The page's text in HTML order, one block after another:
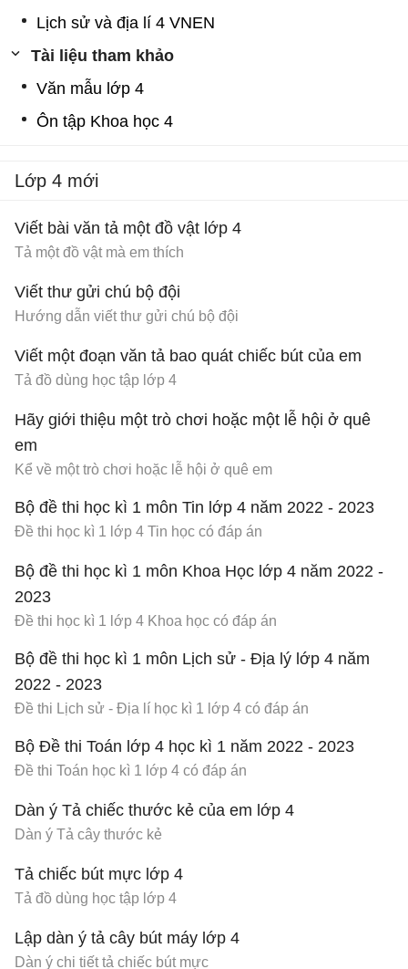
Lịch sử và địa lí 4 VNEN
Tài liệu tham khảo
Văn mẫu lớp 4
Ôn tập Khoa học 4
Lớp 4 mới
Viết bài văn tả một đồ vật lớp 4
Tả một đồ vật mà em thích
Viết thư gửi chú bộ đội
Hướng dẫn viết thư gửi chú bộ đội
Viết một đoạn văn tả bao quát chiếc bút của em
Tả đồ dùng học tập lớp 4
Hãy giới thiệu một trò chơi hoặc một lễ hội ở quê
em
Kể về một trò chơi hoặc lễ hội ở quê em
Bộ đề thi học kì 1 môn Tin lớp 4 năm 2022 - 2023
Đề thi học kì 1 lớp 4 Tin học có đáp án
Bộ đề thi học kì 1 môn Khoa Học lớp 4 năm 2022 -
2023
Đề thi học kì 1 lớp 4 Khoa học có đáp án
Bộ đề thi học kì 1 môn Lịch sử - Địa lý lớp 4 năm
2022 - 2023
Đề thi Lịch sử - Địa lí học kì 1 lớp 4 có đáp án
Bộ Đề thi Toán lớp 4 học kì 1 năm 2022 - 2023
Đề thi Toán học kì 1 lớp 4 có đáp án
Dàn ý Tả chiếc thước kẻ của em lớp 4
Dàn ý Tả cây thước kẻ
Tả chiếc bút mực lớp 4
Tả đồ dùng học tập lớp 4
Lập dàn ý tả cây bút máy lớp 4
Dàn ý chi tiết tả chiếc bút mực